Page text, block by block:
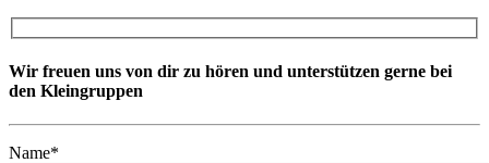
Wir freuen uns von dir zu hören und unterstützen gerne bei
den Kleingruppen
Name*